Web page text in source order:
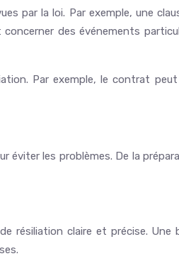
par la loi. Par exemple, une
des événements
Par exemple, le contrat
éviter les problèmes. De la
résiliation claire et précise. Une